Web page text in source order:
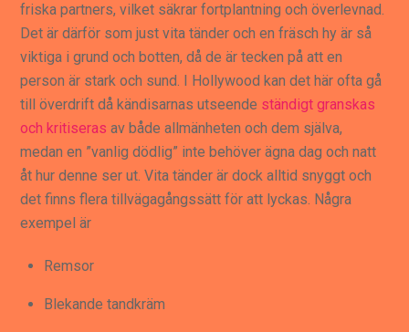
friska partners, vilket säkrar fortplantning och överlevnad.
Det är därför som just vita tänder och en fräsch hy är så
viktiga i grund och botten, då de är tecken på att en
person är stark och sund. I Hollywood kan det här ofta gå
till överdrift då kändisarnas utseende ständigt granskas
och kritiseras av både allmänheten och dem själva,
medan en ”vanlig dödlig” inte behöver ägna dag och natt
åt hur denne ser ut. Vita tänder är dock alltid snyggt och
det finns flera tillvägagångssätt för att lyckas. Några
exempel är
Remsor
Blekande tandkräm